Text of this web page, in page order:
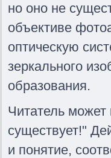
но оно не
объективе
оптическую
зеркального
образования.
Читатель
существует!"
и понятие,